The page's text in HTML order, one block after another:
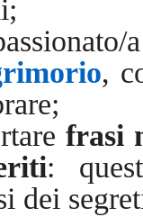
,
frasi
:
dei